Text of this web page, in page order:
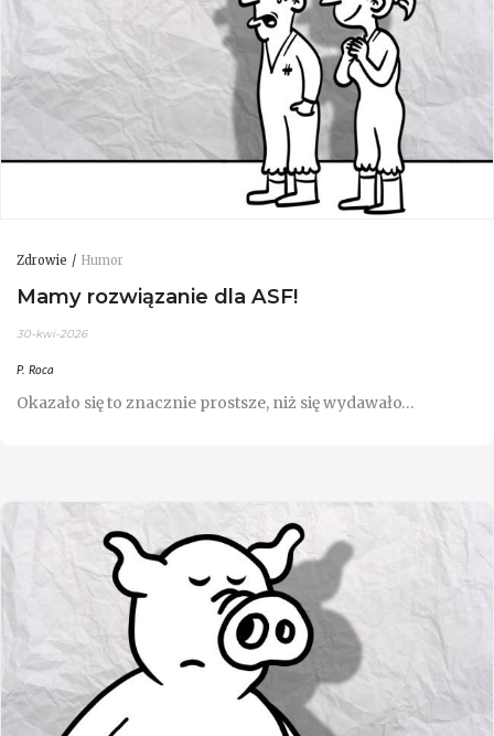
Zdrowie Humor
Mamy rozwiązanie dla ASF!
30-kwi-2026
P. Roca
Okazało się to znacznie prostsze, niż się wydawało…